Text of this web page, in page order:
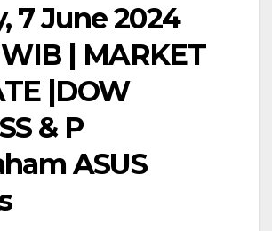
7 June 2024
| MARKET
|DOW
& P
ASUS